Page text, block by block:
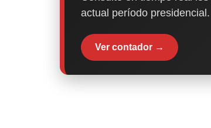
actual período presidencial.
Ver contador →